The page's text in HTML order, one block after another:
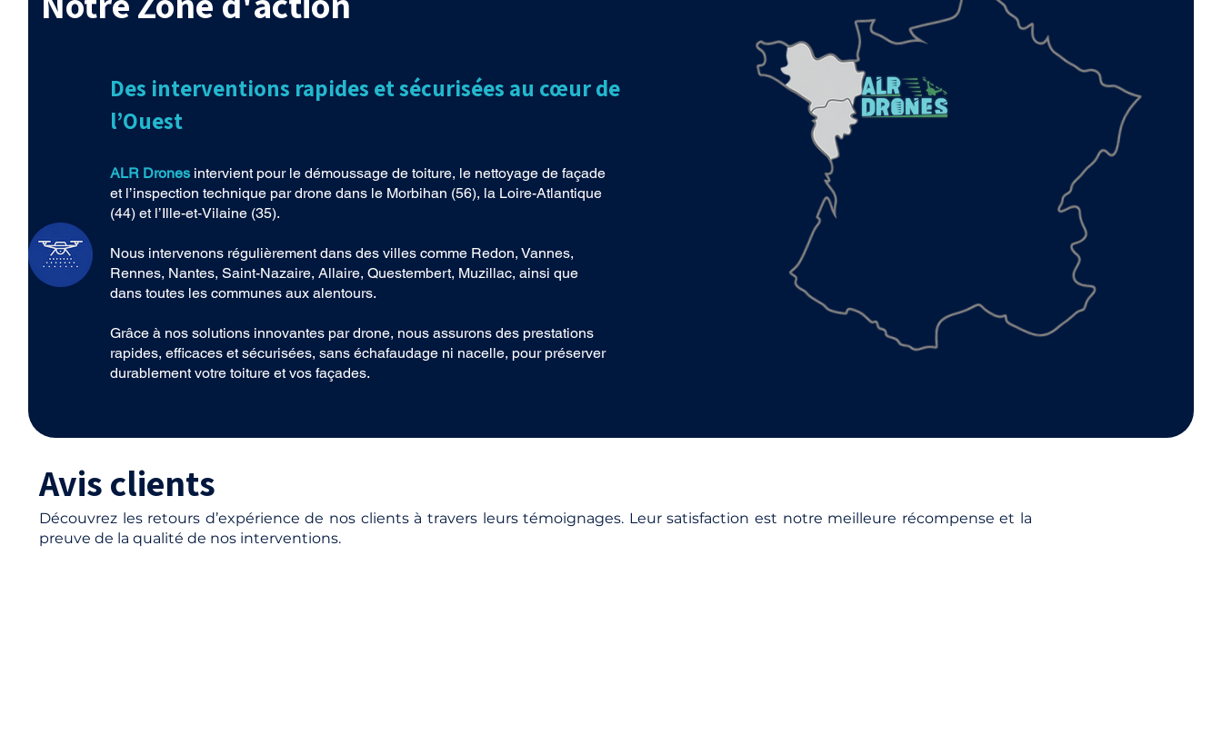
Des interventions rapides et sécurisées au cœur de
l’Ouest
ALR Drones intervient pour le démoussage de toiture, le nettoyage de façade
et l’inspection technique par drone dans le Morbihan (56), la Loire-Atlantique
(44) et l’Ille-et-Vilaine (35).
Nous intervenons régulièrement dans des villes comme Redon, Vannes,
Rennes, Nantes, Saint-Nazaire, Allaire, Questembert, Muzillac, ainsi que
dans toutes les communes aux alentours.
Grâce à nos solutions innovantes par drone, nous assurons des prestations
rapides, efficaces et sécurisées, sans échafaudage ni nacelle, pour préserver
durablement votre toiture et vos façades.
Avis clients
Découvrez les retours d’expérience de nos clients à travers leurs témoignages. Leur satisfaction est notre meilleure récompense et la
preuve de la qualité de nos interventions.